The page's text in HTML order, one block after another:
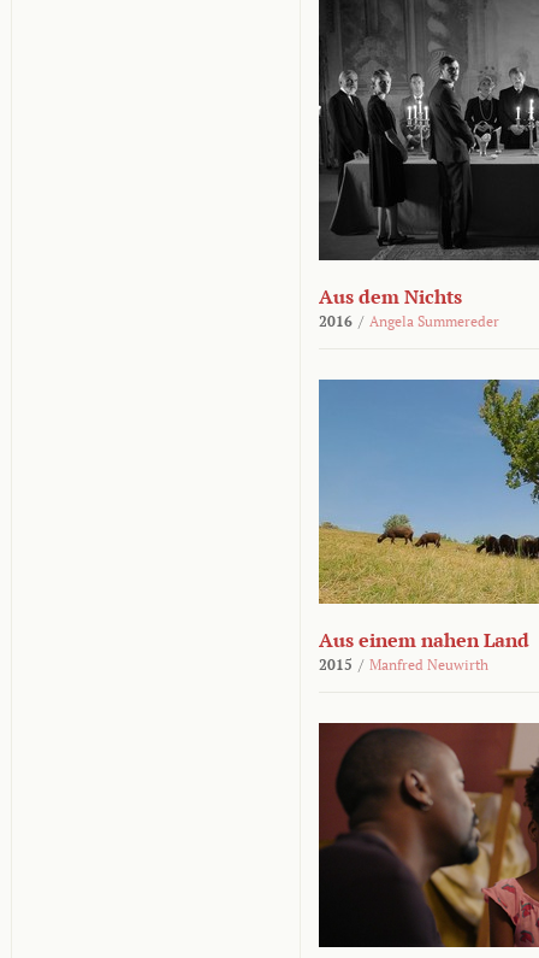
Aus dem Nichts
2016 / Angela Summereder
Aus einem nahen Land
2015 / Manfred Neuwirth